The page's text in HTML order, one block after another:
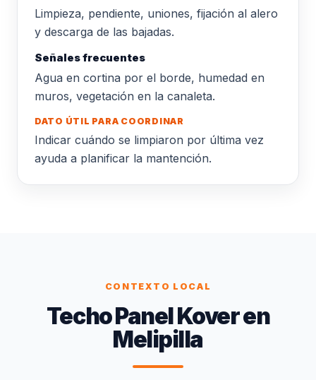
Limpieza, pendiente, uniones, fijación al alero
y descarga de las bajadas.
Señales frecuentes
Agua en cortina por el borde, humedad en
muros, vegetación en la canaleta.
DATO ÚTIL PARA COORDINAR
Indicar cuándo se limpiaron por última vez
ayuda a planificar la mantención.
CONTEXTO LOCAL
Techo Panel Kover en
Melipilla